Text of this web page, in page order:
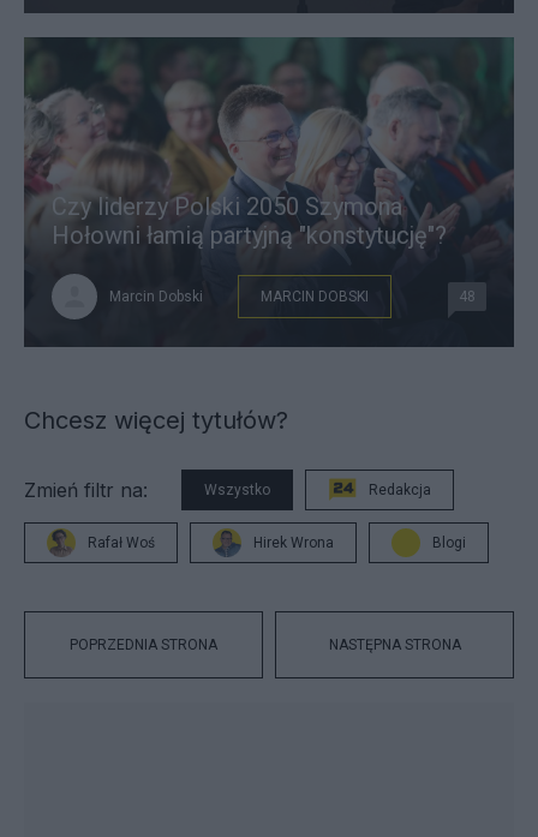
Czy liderzy Polski 2050 Szymona
Hołowni łamią partyjną "konstytucję"?
Marcin Dobski MARCIN DOBSKI 48
Chcesz więcej tytułów?
Zmień filtr na: Wszystko Redakcja
Rafał Woś Hirek Wrona Blogi
POPRZEDNIA STRONA NASTĘPNA STRONA